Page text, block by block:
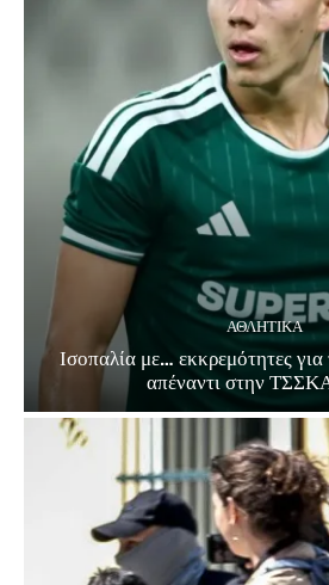
ΑΘΛΗΤΙΚΑ
Ισοπαλία με… εκκρεμότητες
απέναντι στην